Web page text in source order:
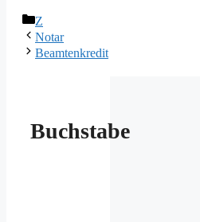
Kategorien
Z
Notar
Beamtenkredit
Buchstabe